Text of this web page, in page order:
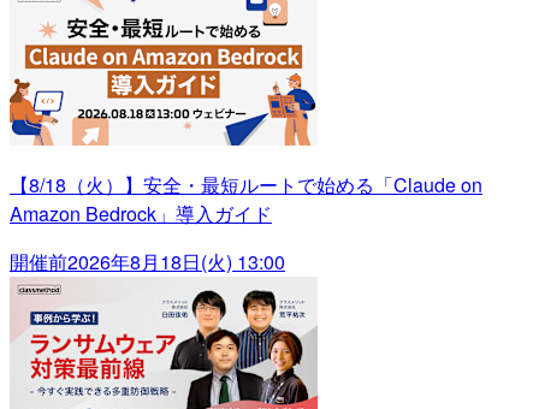
【8/18（火）】安全・最短ルートで始める「Claude on
Amazon Bedrock」導入ガイド
開催前2026年8月18日(火) 13:00